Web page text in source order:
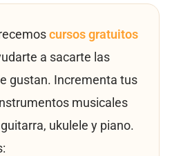
cursos gratuitos
a sacarte las
gustan. Incrementa tus
musicales
ukulele y piano.